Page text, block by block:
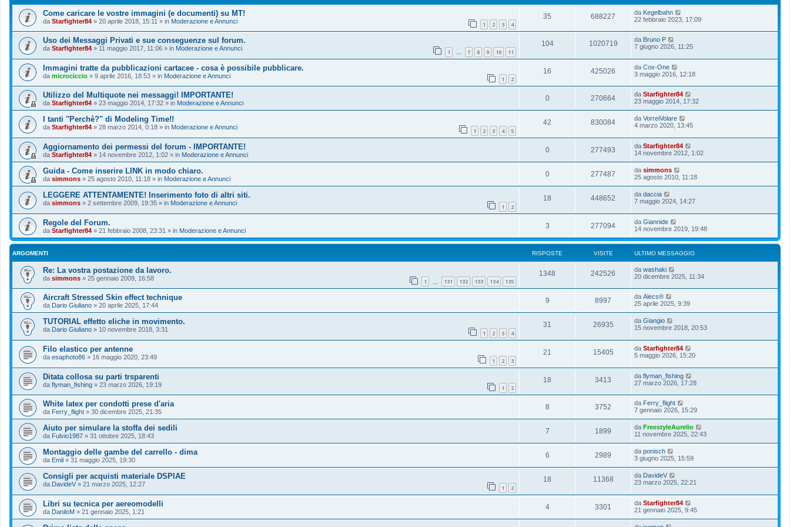
Come caricare le vostre immagini (e documenti) su MT!
da Starfighter84 » 20 aprile 2018, 15:11 » in Moderazione e Annunci 1 2 3 4
35 688227 da Kegelbahn
22 febbraio 2023, 17:09
Uso dei Messaggi Privati e sue conseguenze sul forum.
da Starfighter84 » 11 maggio 2017, 11:06 » in Moderazione e Annunci 1 … 7 8 9 10 11
104 1020719 da Bruno P
7 giugno 2026, 11:25
Immagini tratte da pubblicazioni cartacee - cosa è possibile pubblicare.
da microciccio » 9 aprile 2016, 18:53 » in Moderazione e Annunci 1 2
16 425026 da Cox-One
3 maggio 2016, 12:18
Utilizzo del Multiquote nei messaggi! IMPORTANTE!
da Starfighter84 » 23 maggio 2014, 17:32 » in Moderazione e Annunci
0 270664 da Starfighter84
23 maggio 2014, 17:32
I tanti "Perchè?" di Modeling Time!!
da Starfighter84 » 28 marzo 2014, 0:18 » in Moderazione e Annunci 1 2 3 4 5
42 830084 da VorreiVolare
4 marzo 2020, 13:45
Aggiornamento dei permessi del forum - IMPORTANTE!
da Starfighter84 » 14 novembre 2012, 1:02 » in Moderazione e Annunci
0 277493 da Starfighter84
14 novembre 2012, 1:02
Guida - Come inserire LINK in modo chiaro.
da simmons » 25 agosto 2010, 11:18 » in Moderazione e Annunci
0 277487 da simmons
25 agosto 2010, 11:18
LEGGERE ATTENTAMENTE! Inserimento foto di altri siti.
da simmons » 2 settembre 2009, 19:35 » in Moderazione e Annunci 1 2
18 448652 da daccia
7 maggio 2024, 14:27
Regole del Forum.
da Starfighter84 » 21 febbraio 2008, 23:31 » in Moderazione e Annunci
3 277094 da Giannide
14 novembre 2019, 19:48
ARGOMENTI RISPOSTE VISITE ULTIMO MESSAGGIO
Re: La vostra postazione da lavoro.
da simmons » 25 gennaio 2009, 16:58 1 131 132 133 134 135
1348 242526 da washaki
20 dicembre 2025, 11:34
Aircraft Stressed Skin effect technique
da Dario Giuliano » 20 aprile 2025, 17:44
9 8997 da Alecs®
25 aprile 2025, 9:39
TUTORIAL effetto eliche in movimento.
da Dario Giuliano » 10 novembre 2018, 3:31 1 2 3 4
31 26935 da Giangio
15 novembre 2018, 20:53
Filo elastico per antenne
da esaphoto86 » 16 maggio 2020, 23:49 1 2 3
21 15405 da Starfighter84
5 maggio 2026, 15:20
Ditata collosa su parti trsparenti
da flyman_fishing » 23 marzo 2026, 19:19 1 2
18 3413 da flyman_fishing
27 marzo 2026, 17:28
White latex per condotti prese d'aria
da Ferry_flight » 30 dicembre 2025, 21:35
8 3752 da Ferry_flight
7 gennaio 2026, 15:29
Aiuto per simulare la stoffa dei sedili
da Fulvio1987 » 31 ottobre 2025, 18:43
7 1899 da FreestyleAurelio
11 novembre 2025, 22:43
Montaggio delle gambe del carrello - dima
da Emil » 31 maggio 2025, 19:30
6 2989 da ponisch
3 giugno 2025, 15:59
Consigli per acquisti materiale DSPIAE
da DavideV » 21 marzo 2025, 12:27 1 2
18 11368 da DavideV
23 marzo 2025, 22:21
Libri su tecnica per aereomodelli
da DaniloM » 21 gennaio 2025, 1:21
4 3301 da Starfighter84
21 gennaio 2025, 9:45